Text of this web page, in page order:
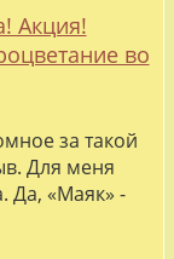
Акция!
во
за такой
Для меня
Да, «Маяк» -